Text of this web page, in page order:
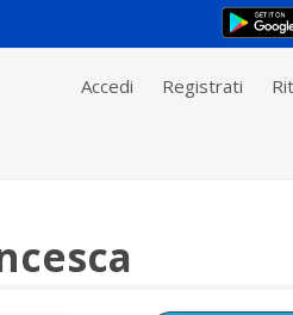
Accedi Registrati